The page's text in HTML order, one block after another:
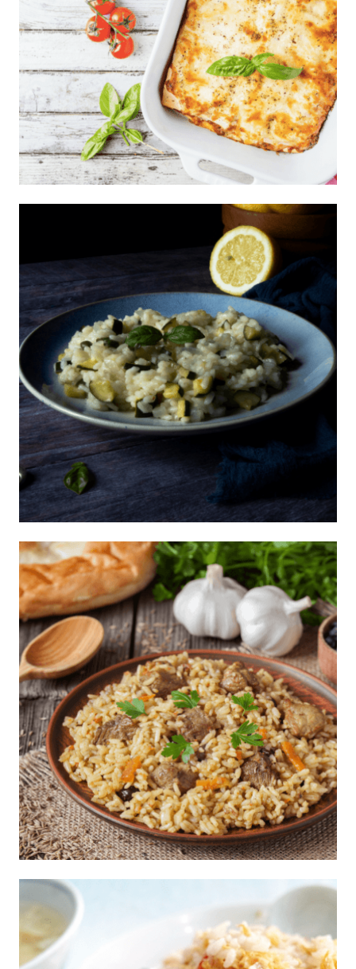
Lasagna blanca
Arroz con zuchinni al limón
Corona de Arroz con Carne